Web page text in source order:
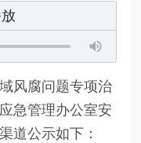
风腐问题专项治
急管理办公室安
道公示如下：